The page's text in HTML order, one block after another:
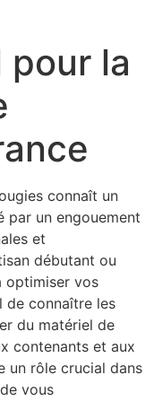
pour la
connaît un
par un engouement
et
débutant ou
optimiser vos
de connaître les
du matériel de
contenants et aux
un rôle crucial dans
vous